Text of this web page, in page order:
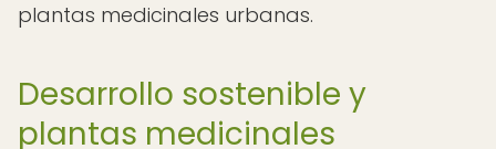
plantas medicinales urbanas.
Desarrollo sostenible y
plantas medicinales